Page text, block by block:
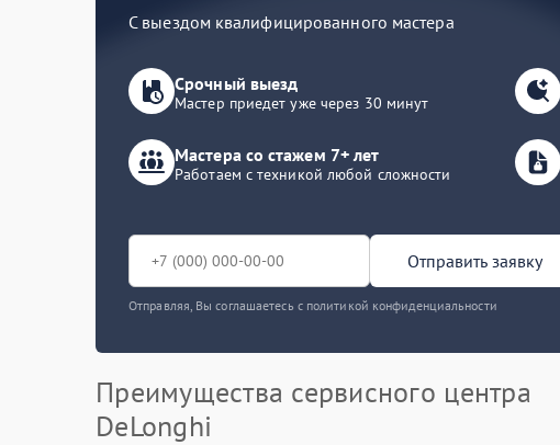
С выездом квалифицированного мастера
Срочный выезд
Мастер приедет уже через 30 минут
Мастера со стажем 7+ лет
Работаем с техникой любой сложности
Отправить заявку
Отправляя, Вы соглашаетесь с политикой конфиденциальности
Преимущества сервисного центра
DeLonghi